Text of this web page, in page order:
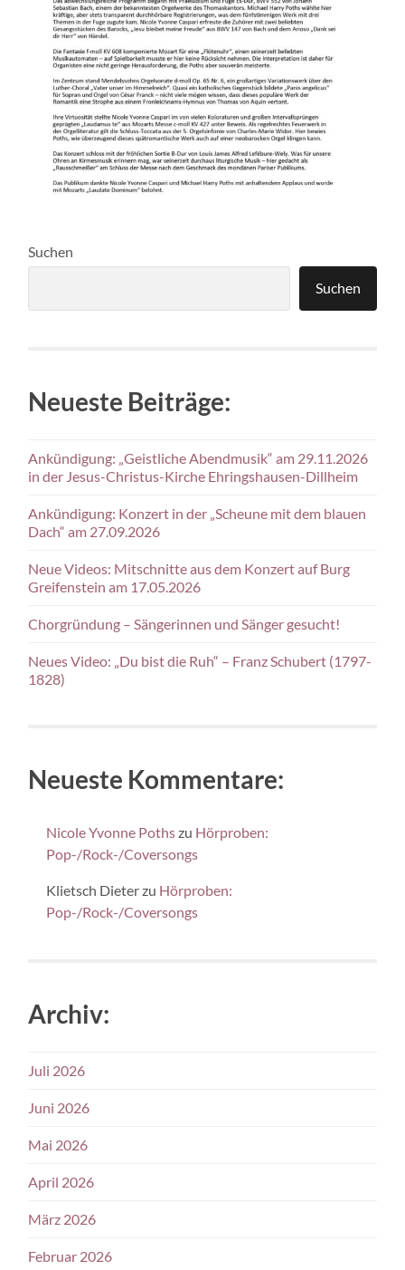
Suchen
Suchen
Neueste Beiträge:
Ankündigung: „Geistliche Abendmusik“ am 29.11.2026
in der Jesus-Christus-Kirche Ehringshausen-Dillheim
Ankündigung: Konzert in der „Scheune mit dem blauen
Dach“ am 27.09.2026
Neue Videos: Mitschnitte aus dem Konzert auf Burg
Greifenstein am 17.05.2026
Chorgründung – Sängerinnen und Sänger gesucht!
Neues Video: „Du bist die Ruh“ – Franz Schubert (1797-
1828)
Neueste Kommentare:
Nicole Yvonne Pothszu Hörproben:
Pop-/Rock-/Coversongs
Klietsch Dieterzu Hörproben:
Pop-/Rock-/Coversongs
Archiv:
Juli 2026
Juni 2026
Mai 2026
April 2026
März 2026
Februar 2026